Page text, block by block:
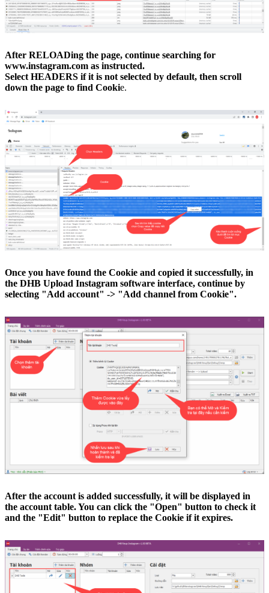
After RELOADing the page, continue searching for
www.instagram.com as instructed.
Select HEADERS if it is not selected by default, then scroll
down the page to find Cookie.
Once you have found the Cookie and copied it successfully, in
the DHB Upload Instagram software interface, continue by
selecting "Add account" -> "Add channel from Cookie".
After the account is added successfully, it will be displayed in
the account table. You can click the "Open" button to check it
and the "Edit" button to replace the Cookie if it expires.